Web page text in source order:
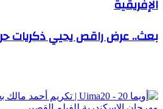
الإفريقية
بعث.. عرض راقص يحيي ذكريات